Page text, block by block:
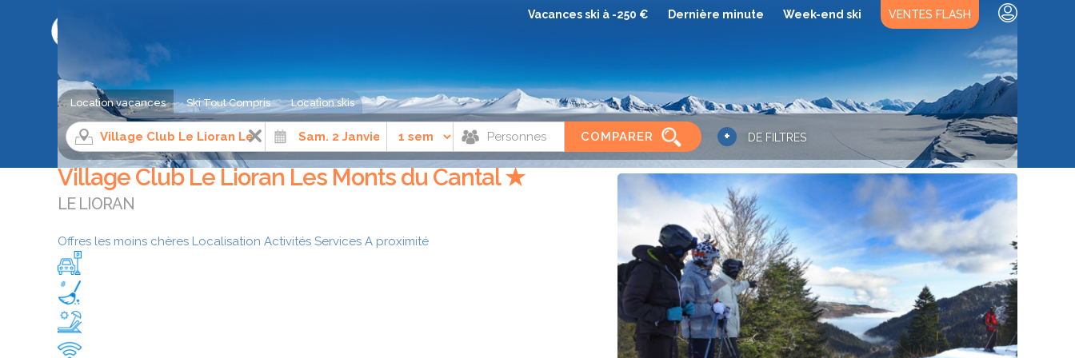
LE COMPARATEUR DE SÉJOUR AU SKI
Vacances ski à -250 € Dernière minute Week-end ski VENTES FLASH
Location vacances Ski Tout Compris Location skis
COMPARER + DE FILTRES
Location appartement ski Centre Auvergne Cantal Le lioran Village Club Le Lioran Les Monts du Cantal
Village Club Le Lioran Les Monts du Cantal ★
LE LIORAN
Offres les moins chères Localisation Activités Services A proximité